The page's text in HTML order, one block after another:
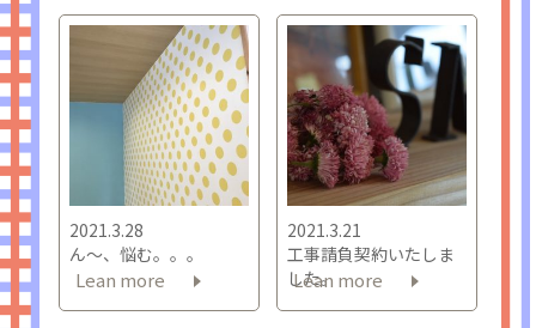
2021.3.28
ん～、悩む。。。
Lean more
2021.3.21
工事請負契約いたしま
した。
Lean more